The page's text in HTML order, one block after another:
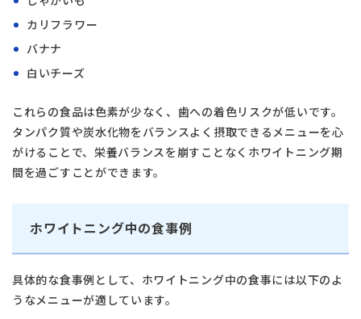
カリフラワー
バナナ
白いチーズ
これらの食品は色素が少なく、歯への着色リスクが低いです。
タンパク質や炭水化物をバランスよく摂取できるメニューを心
がけることで、栄養バランスを崩すことなくホワイトニング期
間を過ごすことができます。
ホワイトニング中の食事例
具体的な食事例として、ホワイトニング中の食事には以下のよ
うなメニューが適しています。